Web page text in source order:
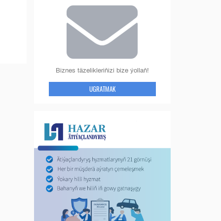
Biznes täzelikleriňizi bize ýollaň!
UGRATMAK